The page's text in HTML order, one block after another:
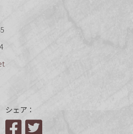
シェア：
Facebook